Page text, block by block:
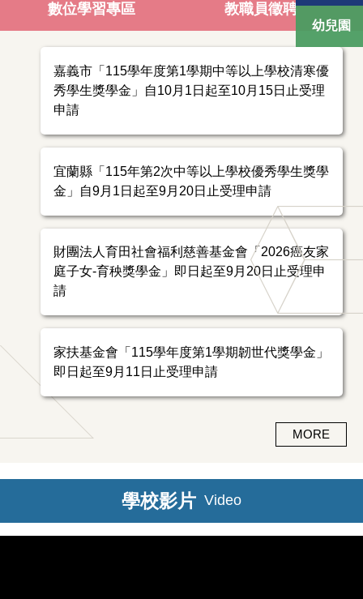
幼兒園
數位學習專區 教職員徵聘
嘉義市「115學年度第1學期中等以上學校清寒優
秀學生獎學金」自10月1日起至10月15日止受理
申請
宜蘭縣「115年第2次中等以上學校優秀學生獎學
金」自9月1日起至9月20日止受理申請
財團法人育田社會福利慈善基金會「2026癌友家
庭子女-育秧獎學金」即日起至9月20日止受理申
請
家扶基金會「115學年度第1學期韌世代獎學金」
即日起至9月11日止受理申請
MORE
學校影片 Video